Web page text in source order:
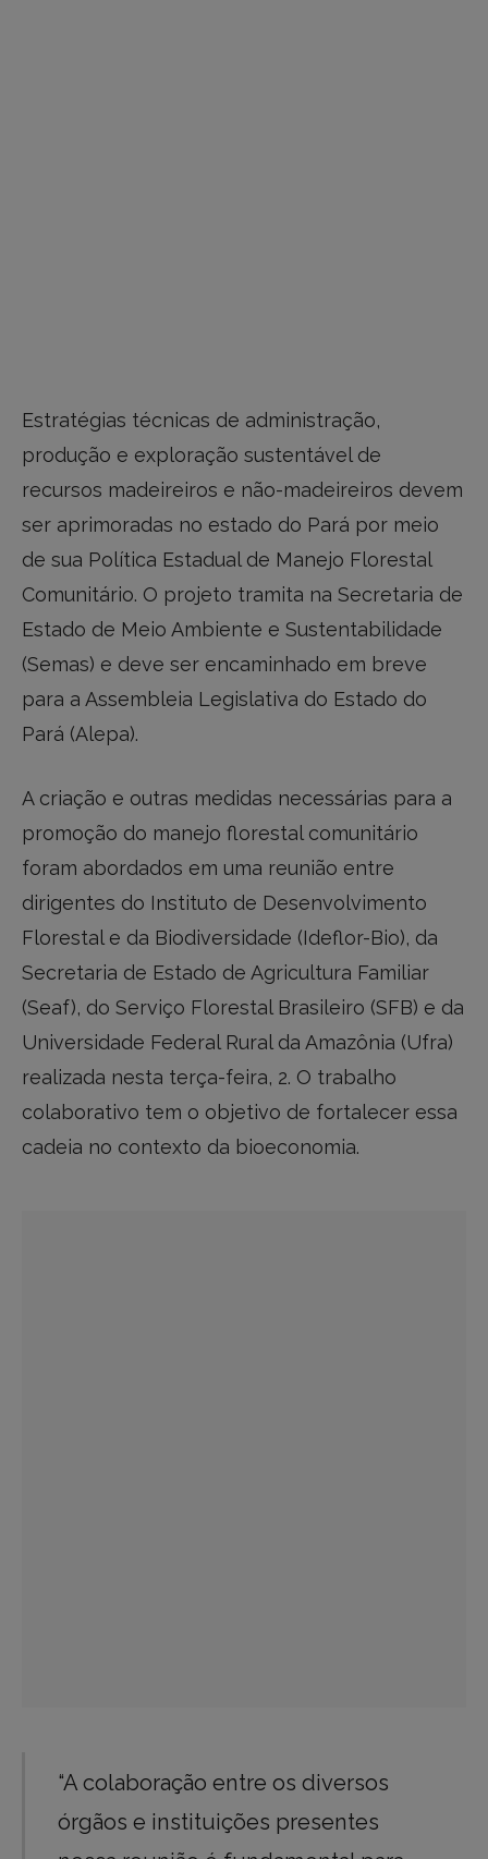
Estratégias técnicas de administração,
produção e exploração sustentável de
recursos madeireiros e não-madeireiros devem
ser aprimoradas no estado do Pará por meio
de sua Política Estadual de Manejo Florestal
Comunitário. O projeto tramita na Secretaria de
Estado de Meio Ambiente e Sustentabilidade
(Semas) e deve ser encaminhado em breve
para a Assembleia Legislativa do Estado do
Pará (Alepa).
A criação e outras medidas necessárias para a
promoção do manejo florestal comunitário
foram abordados em uma reunião entre
dirigentes do Instituto de Desenvolvimento
Florestal e da Biodiversidade (Ideflor-Bio), da
Secretaria de Estado de Agricultura Familiar
(Seaf), do Serviço Florestal Brasileiro (SFB) e da
Universidade Federal Rural da Amazônia (Ufra)
realizada nesta terça-feira, 2. O trabalho
colaborativo tem o objetivo de fortalecer essa
cadeia no contexto da bioeconomia.
“A colaboração entre os diversos
órgãos e instituições presentes